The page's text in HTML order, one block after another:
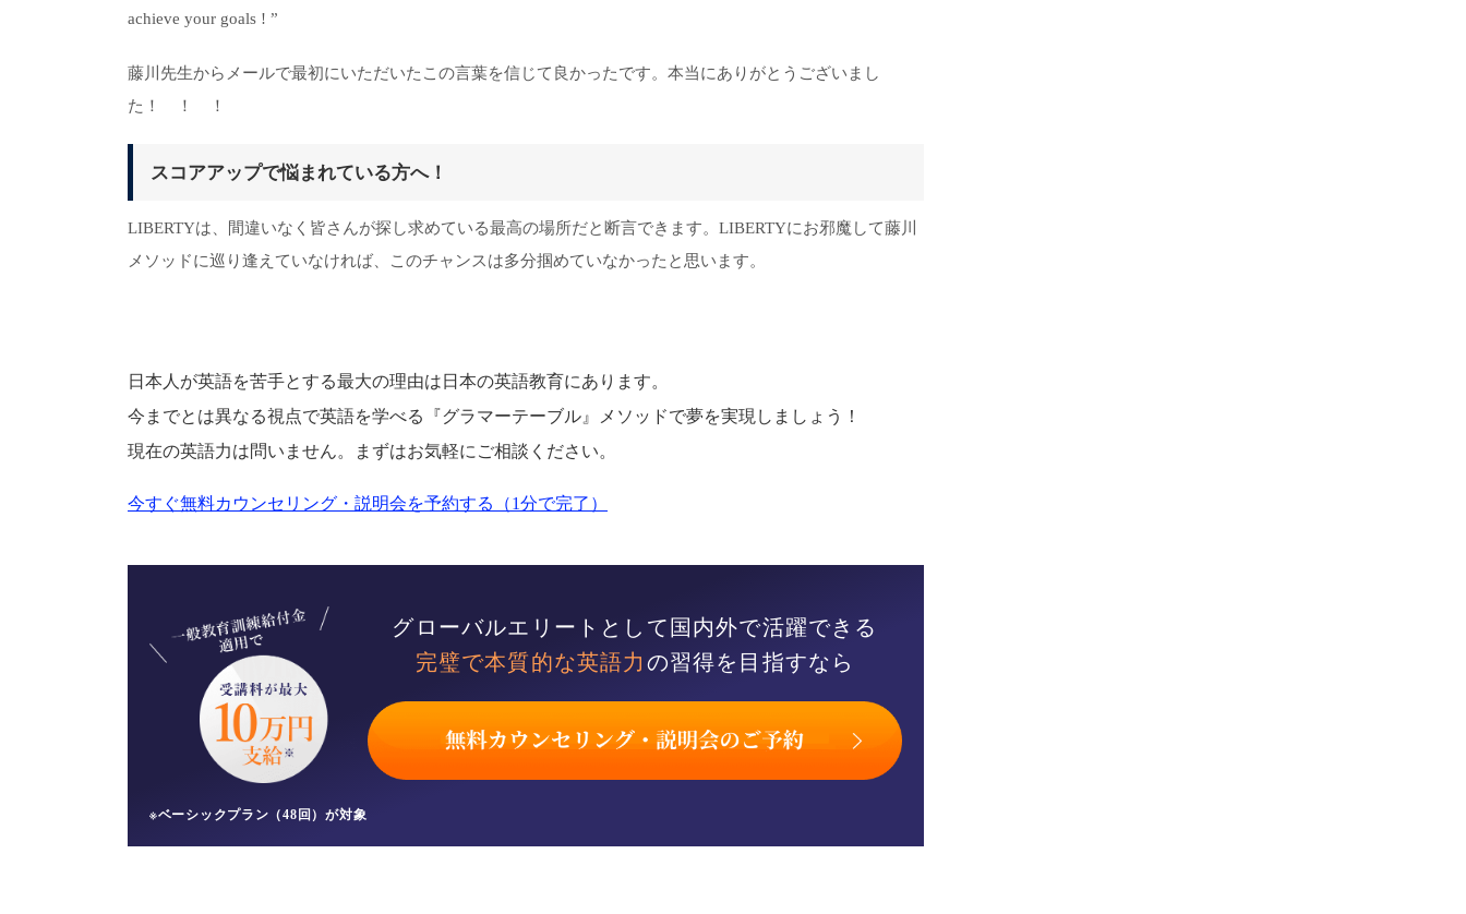
achieve your goals ! ”
藤川先生からメールで最初にいただいたこの言葉を信じて良かったです。本当にありがとうございまし
た！ ！ ！
スコアアップで悩まれている方へ！
LIBERTYは、間違いなく皆さんが探し求めている最高の場所だと断言できます。LIBERTYにお邪魔して藤川
メソッドに巡り逢えていなければ、このチャンスは多分掴めていなかったと思います。
日本人が英語を苦手とする最大の理由は日本の英語教育にあります。
今までとは異なる視点で英語を学べる『グラマーテーブル』メソッドで夢を実現しましょう！
現在の英語力は問いません。まずはお気軽にご相談ください。
今すぐ無料カウンセリング・説明会を予約する（1分で完了）
グローバルエリートとして国内外で活躍できる
完璧で本質的な英語力 の習得を目指すなら
※ベーシックプラン（48回）が対象